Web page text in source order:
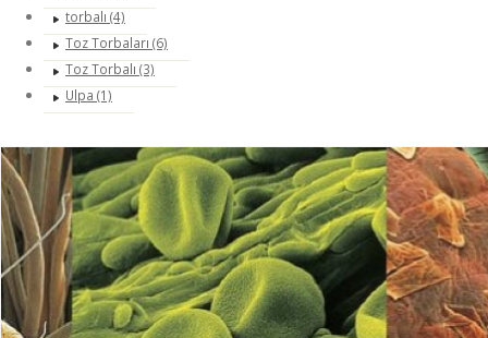
torbalı (4)
Toz Torbaları (6)
Toz Torbalı (3)
Ulpa (1)